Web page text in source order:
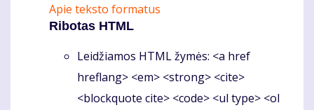
Apie teksto formatus
Ribotas HTML
Leidžiamos HTML žymės: <a href
hreflang> <em> <strong> <cite>
<blockquote cite> <code> <ul type> <ol